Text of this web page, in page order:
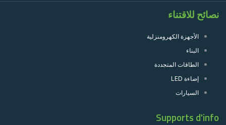
نصائح للاقتناء
الأجهزة الكهرومنزلية
البناء
الطاقات المتجددة
إضاءة LED
السيارات
Supports d'info